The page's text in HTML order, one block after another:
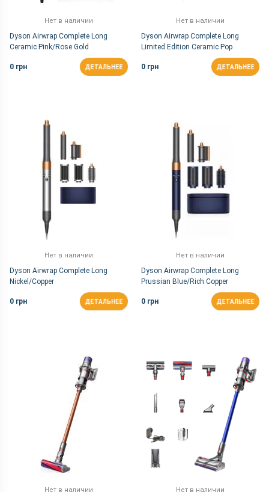
Нет в наличии
Dyson Airwrap Complete Long
Ceramic Pink/Rose Gold
0 грн ДЕТАЛЬНЕЕ
Нет в наличии
Dyson Airwrap Complete Long
Limited Edition Ceramic Pop
0 грн ДЕТАЛЬНЕЕ
Нет в наличии
Dyson Airwrap Complete Long
Nickel/Copper
0 грн ДЕТАЛЬНЕЕ
Нет в наличии
Dyson Airwrap Complete Long
Prussian Blue/Rich Copper
0 грн ДЕТАЛЬНЕЕ
Нет в наличии Нет в наличии